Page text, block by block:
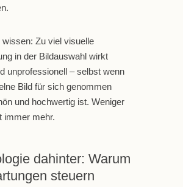
wissen: Zu viel visuelle
in der Bildauswahl wirkt
unprofessionell – selbst wenn
Bild für sich genommen
und hochwertig ist. Weniger
immer mehr.
dahinter: Warum
steuern